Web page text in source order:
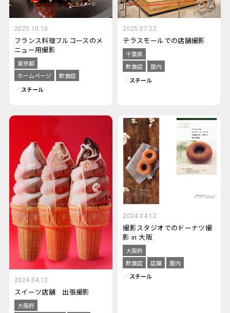
2025.10.10
フランス料理フルコースのメ
ニュー用撮影
東京都
ホームページ
飲食店
スチール
2025.07.22
テラスモールでの店舗撮影
千葉県
飲食店
屋内
スチール
2024.04.12
スイーツ店舗 出張撮影
大阪府
2024.04.12
撮影スタジオでのドーナツ撮
影 in 大阪
大阪府
飲食店
店舗
屋内
スチール